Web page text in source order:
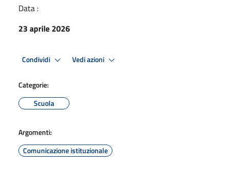
Data :
23 aprile 2026
Condividi Vedi azioni
Categorie:
Scuola
Argomenti:
Comunicazione istituzionale